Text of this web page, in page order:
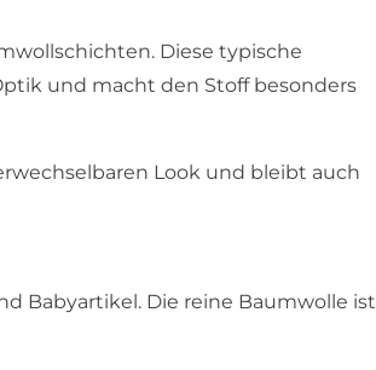
Diese typische
und macht den Stoff besonders
Look und bleibt auch
Babyartikel. Die reine Baumwolle ist